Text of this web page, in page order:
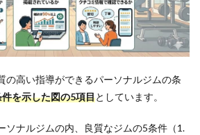
の高い指導ができるパーソナルジムの条
を示した図の5項目としています。
ソナルジムの内、良質なジムの5条件（1.